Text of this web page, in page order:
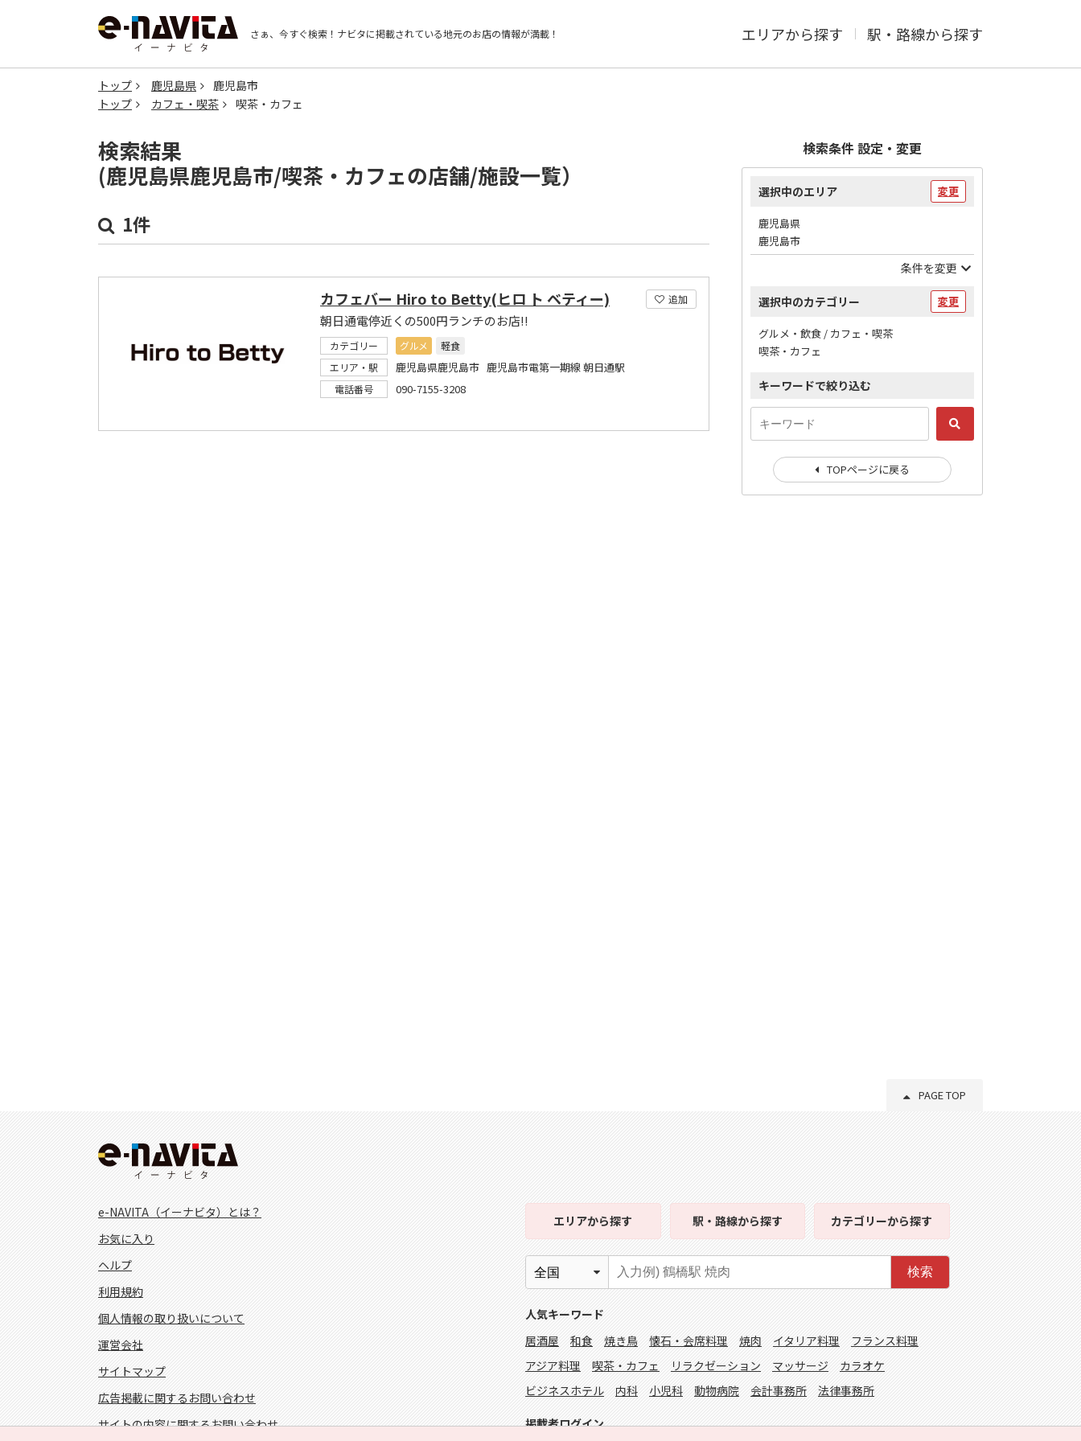
さぁ、今すぐ検索！ ナビタに掲載されている地元のお店の情報が満載！ エリアから探す 駅・路線から探す
トップ 鹿児島県
鹿児島市
トップ
カフェ・喫茶 喫茶・カフェ
検索結果
(鹿児島県鹿児島市/喫茶・カフェの店舗/施設一覧）
1件
追加
カフェバー Hiro to Betty(ヒロ ト ベティー)
朝日通電停近くの500円ランチのお店!!
カテゴリー グルメ
軽食
エリア・駅
鹿児島県鹿児島市 鹿児島市電第一期線 朝日通駅
電話番号 090-7155-3208
検索条件 設定・変更
選択中のエリア 変更
鹿児島県
鹿児島市
条件を変更
選択中のカテゴリー 変更
グルメ・飲食 / カフェ・喫茶
喫茶・カフェ
キーワードで絞り込む
TOPページに戻る
PAGE TOP
e-NAVITA（イーナビタ）とは？
お気に入り
ヘルプ
利用規約
個人情報の取り扱いについて
運営会社
サイトマップ
広告掲載に関するお問い合わせ
サイトの内容に関するお問い合わせ
エリアから探す 駅・路線から探す カテゴリーから探す
検索
人気キーワード
居酒屋
和食 焼き鳥 懐石・会席料理 焼肉 イタリア料理
フランス料理
アジア料理
喫茶・カフェ リラクゼーション マッサージ
カラオケ
ビジネスホテル
内科 小児科 動物病院 会計事務所 法律事務所
掲載者ログイン